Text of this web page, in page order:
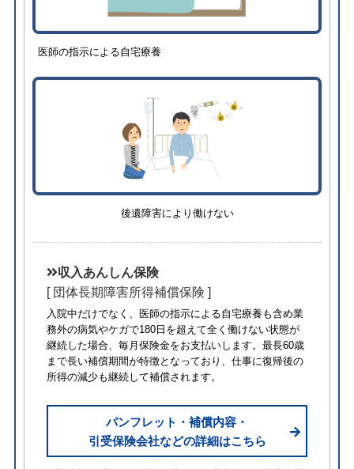
医師の指示による自宅療養
後遺障害により働けない
収入あんしん保険
[ 団体長期障害所得補償保険 ]
入院中だけでなく、医師の指示による自宅療養も含め業
務外の病気やケガで180日を超えて全く働けない状態が
継続した場合、毎月保険金をお支払いします。最長60歳
まで長い補償期間が特徴となっており、仕事に復帰後の
所得の減少も継続して補償されます。
パンフレット・補償内容・
引受保険会社などの詳細はこちら